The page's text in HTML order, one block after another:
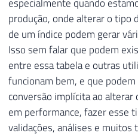
produção, onde alterar o tipo
de um índice podem gerar
Isso sem falar que podem
entre essa tabela e outras
funcionam bem, e que
conversão implícita ao alterar
em performance, fazer esse
validações, análises e muitos